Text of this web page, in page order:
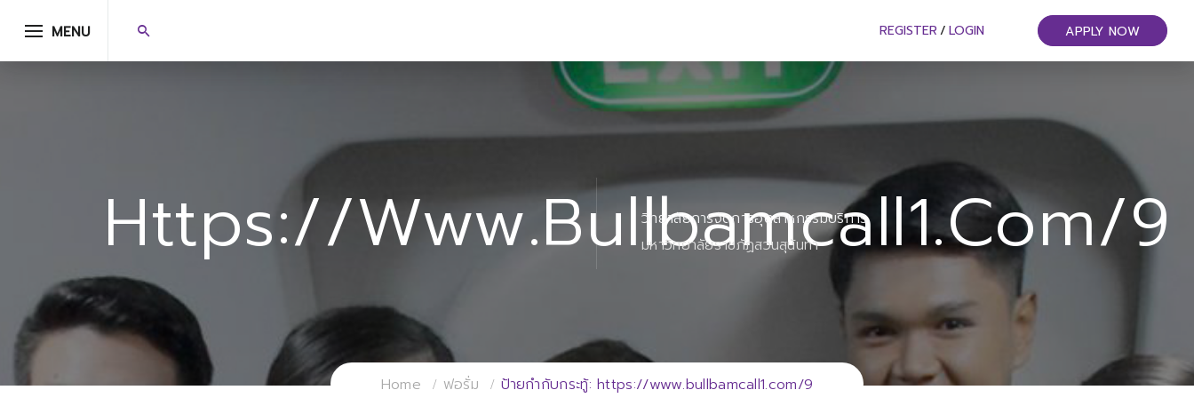
MENU REGISTER / LOGIN APPLY NOW
Https://www.bullbamcall1.com/9
วิทยาลัยการจัดการอุตสาหกรรมบริการ
มหาวิทยาลัยราชภัฏสวนสุนันทา
Home ฟอรั่ม ป้ายกำกับกระทู้: https://www.bullbamcall1.com/9